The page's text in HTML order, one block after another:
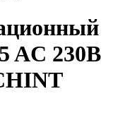
AC 230В